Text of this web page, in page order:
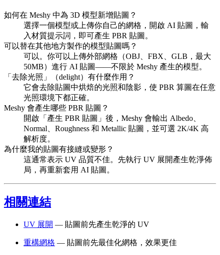
如何在 Meshy 中為 3D 模型新增貼圖？
選擇一個模型或上傳你自己的網格，開啟 AI 貼圖，輸
入材質提示詞，即可產生 PBR 貼圖。
可以替在其他地方製作的模型貼圖嗎？
可以。你可以上傳外部網格（OBJ、FBX、GLB，最大
50MB）進行 AI 貼圖——不限於 Meshy 產生的模型。
「去除光照」（delight）有什麼作用？
它會去除貼圖中烘焙的光照和陰影，使 PBR 算圖在任意
光照環境下都正確。
Meshy 會產生哪些 PBR 貼圖？
開啟「產生 PBR 貼圖」後，Meshy 會輸出 Albedo、
Normal、Roughness 和 Metallic 貼圖，並可選 2K/4K 高
解析度。
為什麼我的貼圖有接縫或變形？
這通常表示 UV 品質不佳。先執行 UV 展開產生乾淨佈
局，再重新套用 AI 貼圖。
相關連結
UV 展開 — 貼圖前先產生乾淨的 UV
重構網格 — 貼圖前先最佳化網格，效果更佳